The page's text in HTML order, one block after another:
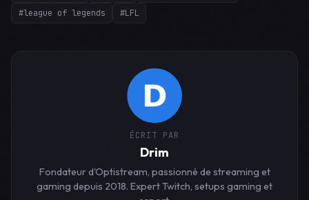
#league of legends
#LFL
ÉCRIT PAR
Drim
Fondateur d'Optistream, passionné de streaming et
gaming depuis 2018. Expert Twitch, setups gaming et